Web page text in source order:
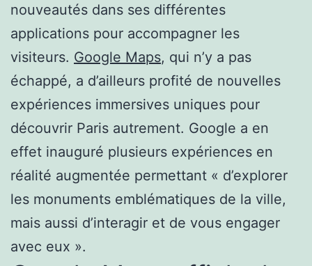
nouveautés dans ses différentes
applications pour accompagner les
visiteurs. Google Maps, qui n’y a pas
échappé, a d’ailleurs profité de nouvelles
expériences immersives uniques pour
découvrir Paris autrement. Google a en
effet inauguré plusieurs expériences en
réalité augmentée permettant « d’explorer
les monuments emblématiques de la ville,
mais aussi d’interagir et de vous engager
avec eux ».